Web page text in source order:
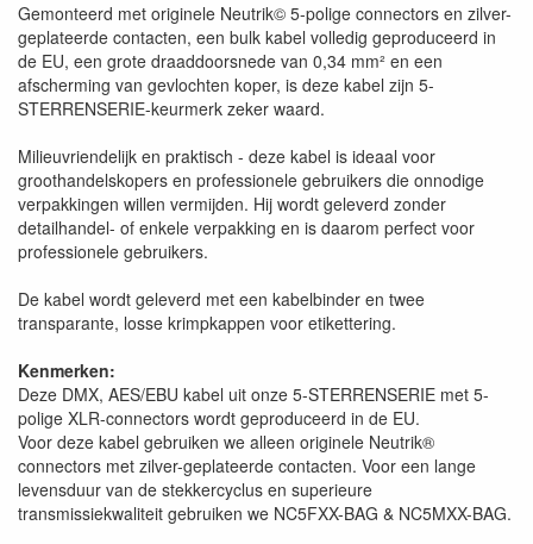
Gemonteerd met originele Neutrik© 5-polige connectors en zilver-
geplateerde contacten, een bulk kabel volledig geproduceerd in
de EU, een grote draaddoorsnede van 0,34 mm² en een
afscherming van gevlochten koper, is deze kabel zijn 5-
STERRENSERIE-keurmerk zeker waard.
Milieuvriendelijk en praktisch - deze kabel is ideaal voor
groothandelskopers en professionele gebruikers die onnodige
verpakkingen willen vermijden. Hij wordt geleverd zonder
detailhandel- of enkele verpakking en is daarom perfect voor
professionele gebruikers.
De kabel wordt geleverd met een kabelbinder en twee
transparante, losse krimpkappen voor etikettering.
Kenmerken:
Deze DMX, AES/EBU kabel uit onze 5-STERRENSERIE met 5-
polige XLR-connectors wordt geproduceerd in de EU.
Voor deze kabel gebruiken we alleen originele Neutrik®
connectors met zilver-geplateerde contacten. Voor een lange
levensduur van de stekkercyclus en superieure
transmissiekwaliteit gebruiken we NC5FXX-BAG & NC5MXX-BAG.